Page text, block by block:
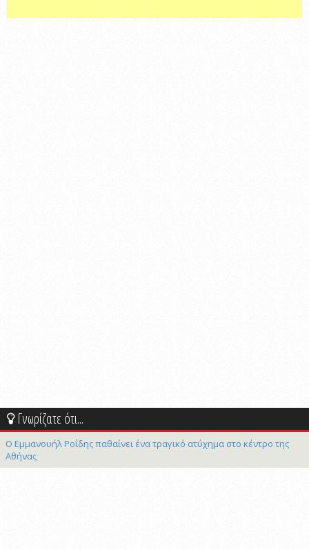
Γνωρίζατε ότι...
Ο Εμμανουήλ Ροΐδης παθαίνει ένα τραγικό ατύχημα στο κέντρο της
Αθήνας